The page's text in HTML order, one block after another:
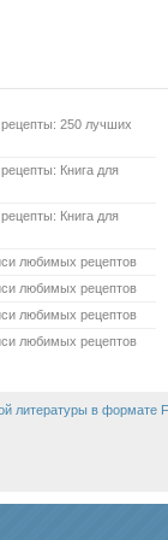
250 лучших
Книга для
Книга для
любимых рецептов
любимых рецептов
любимых рецептов
любимых рецептов
литературы в формате